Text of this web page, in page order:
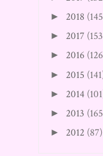
► 2018
► 2017
► 2016
► 2015
► 2014
► 2013
► 2012 (87)